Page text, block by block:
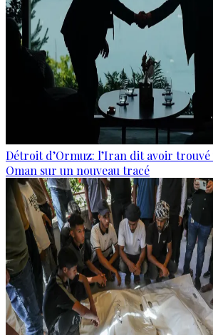
Détroit d’Ormuz: l’Iran dit avoir trouvé
Oman sur un nouveau tracé